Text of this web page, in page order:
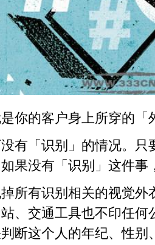
的客户身上所穿的「
「识别」的情况。只
果没有「识别」这件事
有识别相关的视觉外
、交通工具也不印任
断这个人的年纪、性